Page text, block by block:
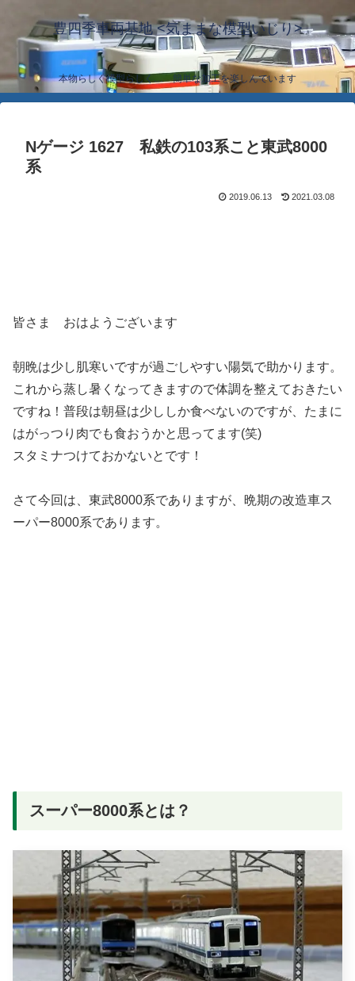
豊四季車両基地 <気ままな模型いじり>
本物らしく模型らしく… 簡単な加工を楽しんでいます
Nゲージ 1627 私鉄の103系こと東武8000
系
2019.06.13 2021.03.08
皆さま おはようございます
朝晩は少し肌寒いですが過ごしやすい陽気で助かります。
これから蒸し暑くなってきますので体調を整えておきたい
ですね！普段は朝昼は少ししか食べないのですが、たまに
はがっつり肉でも食おうかと思ってます(笑)
スタミナつけておかないとです！
さて今回は、東武8000系でありますが、晩期の改造車ス
ーパー8000系であります。
スーパー8000系とは？